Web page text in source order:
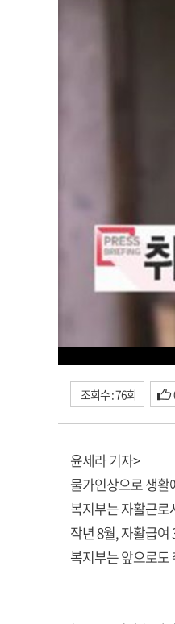
조회수 : 76회
윤세라 기자>
물가인상으로 생
복지부는 자활근로
작년 8월, 자활급
복지부는 앞으로도